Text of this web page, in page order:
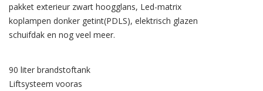
pakket exterieur zwart hoogglans, Led-matrix
koplampen donker getint(PDLS), elektrisch glazen
schuifdak en nog veel meer.
90 liter brandstoftank
Liftsysteem vooras